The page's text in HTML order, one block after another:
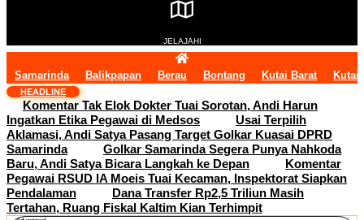
JELAJAHI
Samarinda Balikpapan Berau Bontang Kutai Barat Kutai
HEADLINE
Komentar Tak Elok Dokter Tuai Sorotan, Andi Harun
Ingatkan Etika Pegawai di Medsos
Usai Terpilih
Aklamasi, Andi Satya Pasang Target Golkar Kuasai DPRD
Samarinda
Golkar Samarinda Segera Punya Nahkoda
Baru, Andi Satya Bicara Langkah ke Depan
Komentar
Pegawai RSUD IA Moeis Tuai Kecaman, Inspektorat Siapkan
Pendalaman
Dana Transfer Rp2,5 Triliun Masih
Tertahan, Ruang Fiskal Kaltim Kian Terhimpit